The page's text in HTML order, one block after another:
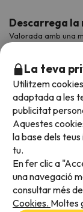
Descarrega la
Valorada amb una
Acceptem
La teva
Utilitzem
adaptada a les
publicitat
Aquestes
la base dels
tu.
En fer clic a
una navegació
consultar més
Cookies. Moltes